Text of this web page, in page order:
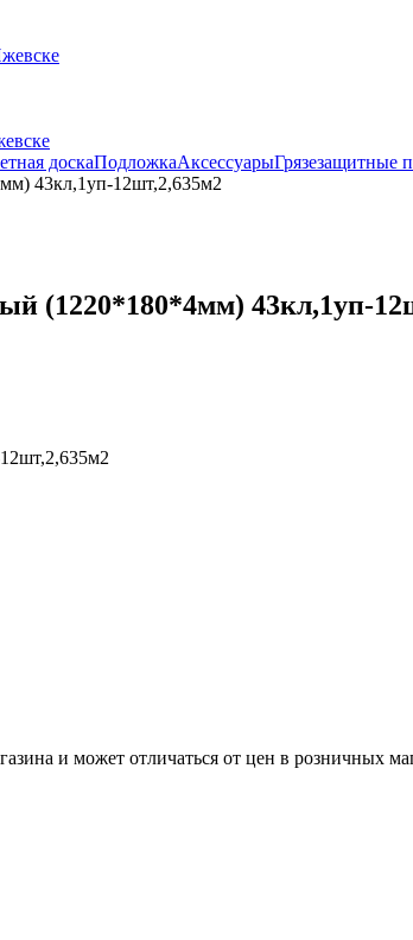
доскаПодложкаАксессуарыГрязезащитные
43кл,1уп-12шт,2,635м2
(1220*180*4мм) 43кл,1уп-
и может отличаться от цен в розничных